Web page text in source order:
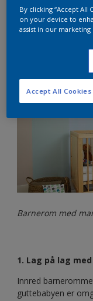
Barnerom med
1. Lag på lag
Innred
guttebabyen er
By clicking “Accept
on your device to
assist in our marketing
Accept All Cookies